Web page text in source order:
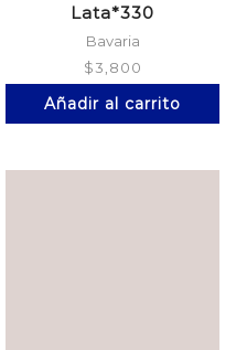
Lata*330
Bavaria
$3,800
Añadir al carrito